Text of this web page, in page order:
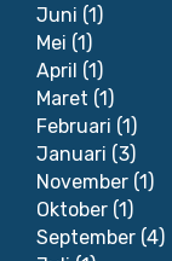
Juni (1)
Mei (1)
April (1)
Maret (1)
Februari (1)
Januari (3)
November (1)
Oktober (1)
September (4)